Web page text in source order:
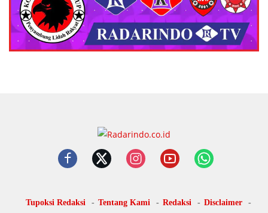
Tupoksi Redaksi Tentang Kami Redaksi Disclaimer